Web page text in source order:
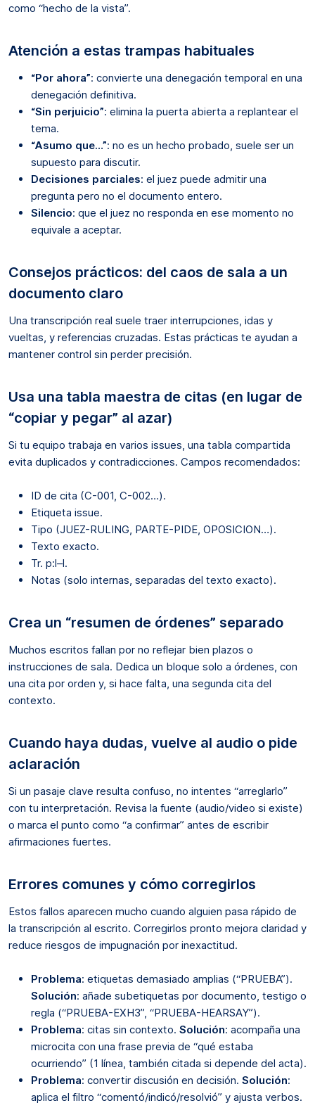
como “hecho de la vista”.
Atención a estas trampas habituales
“Por ahora”: convierte una denegación temporal en una
denegación definitiva.
“Sin perjuicio”: elimina la puerta abierta a replantear el
tema.
“Asumo que…”: no es un hecho probado, suele ser un
supuesto para discutir.
Decisiones parciales: el juez puede admitir una
pregunta pero no el documento entero.
Silencio: que el juez no responda en ese momento no
equivale a aceptar.
Consejos prácticos: del caos de sala a un
documento claro
Una transcripción real suele traer interrupciones, idas y
vueltas, y referencias cruzadas. Estas prácticas te ayudan a
mantener control sin perder precisión.
Usa una tabla maestra de citas (en lugar de
“copiar y pegar” al azar)
Si tu equipo trabaja en varios issues, una tabla compartida
evita duplicados y contradicciones. Campos recomendados:
ID de cita (C-001, C-002…).
Etiqueta issue.
Tipo (JUEZ-RULING, PARTE-PIDE, OPOSICION…).
Texto exacto.
Tr. p:l–l.
Notas (solo internas, separadas del texto exacto).
Crea un “resumen de órdenes” separado
Muchos escritos fallan por no reflejar bien plazos o
instrucciones de sala. Dedica un bloque solo a órdenes, con
una cita por orden y, si hace falta, una segunda cita del
contexto.
Cuando haya dudas, vuelve al audio o pide
aclaración
Si un pasaje clave resulta confuso, no intentes “arreglarlo”
con tu interpretación. Revisa la fuente (audio/video si existe)
o marca el punto como “a confirmar” antes de escribir
afirmaciones fuertes.
Errores comunes y cómo corregirlos
Estos fallos aparecen mucho cuando alguien pasa rápido de
la transcripción al escrito. Corregirlos pronto mejora claridad y
reduce riesgos de impugnación por inexactitud.
Problema: etiquetas demasiado amplias (“PRUEBA”).
Solución: añade subetiquetas por documento, testigo o
regla (“PRUEBA-EXH3”, “PRUEBA-HEARSAY”).
Problema: citas sin contexto. Solución: acompaña una
microcita con una frase previa de “qué estaba
ocurriendo” (1 línea, también citada si depende del acta).
Problema: convertir discusión en decisión. Solución:
aplica el filtro “comentó/indicó/resolvió” y ajusta verbos.